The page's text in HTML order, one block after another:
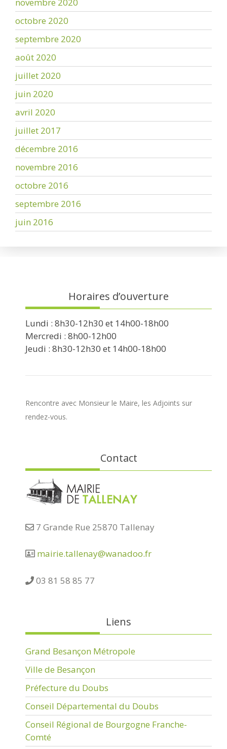
octobre 2020
septembre 2020
août 2020
juillet 2020
juin 2020
avril 2020
juillet 2017
décembre 2016
novembre 2016
octobre 2016
septembre 2016
juin 2016
Horaires d’ouverture
Lundi : 8h30-12h30 et 14h00-18h00
Mercredi : 8h00-12h00
Jeudi : 8h30-12h30 et 14h00-18h00
Rencontre avec Monsieur le Maire, les Adjoints sur
rendez-vous.
Contact
7 Grande Rue 25870 Tallenay
mairie.tallenay@wanadoo.fr
03 81 58 85 77
Liens
Grand Besançon Métropole
Ville de Besançon
Préfecture du Doubs
Conseil Départemental du Doubs
Conseil Régional de Bourgogne Franche-
Comté